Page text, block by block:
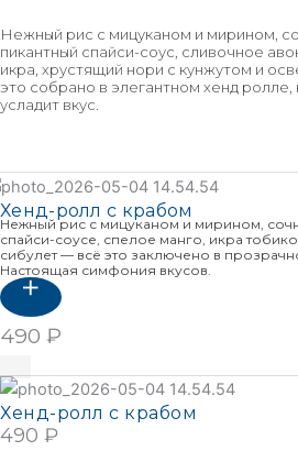
Нежный рис с мицуканом и мирином,
пикантный спайси-соус, сливочное
икра, хрустящий нори с кунжутом и
это собрано в элегантном хенд ролле,
усладит вкус.
Хенд-ролл с крабом
Нежный рис с мицуканом и мирином,
спайси-соусе, спелое манго, икра
сибулет — всё это заключено в
Настоящая симфония вкусов.
490 ₽
Хенд-ролл с крабом
490 ₽